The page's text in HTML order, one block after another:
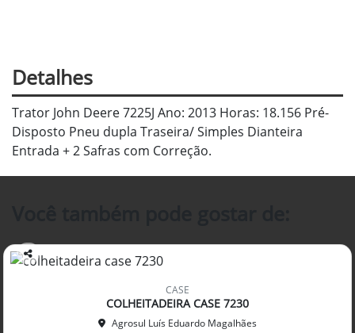
Detalhes
Trator John Deere 7225J Ano: 2013 Horas: 18.156 Pré-
Disposto Pneu dupla Traseira/ Simples Dianteira
Entrada + 2 Safras com Correção.
Co
CASE
COLHEITADEIRA CASE 7230
Agrosul Luís Eduardo Magalhães